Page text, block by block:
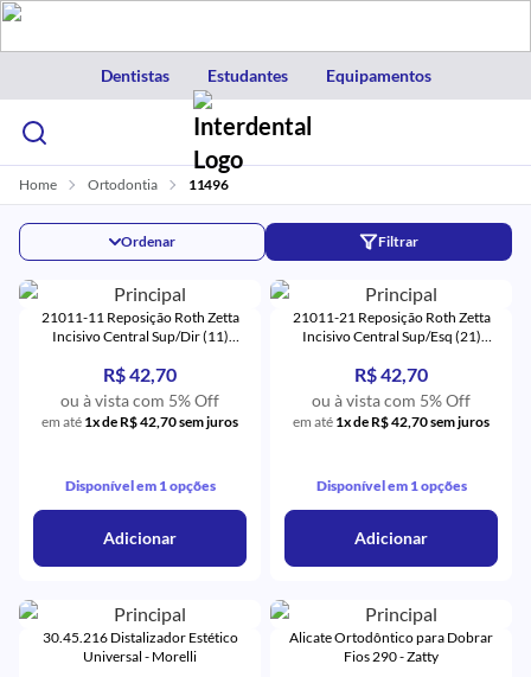
Dentistas Estudantes Equipamentos
Home Ortodontia 11496
Filtrar
Ordenar
21011-11 Reposição Roth Zetta
Incisivo Central Sup/Dir (11)
R$ 42,70
ou à vista com 5% Off
em até 1x de R$ 42,70 sem juros
Disponível em 1 opções
Adicionar
21011-21 Reposição Roth Zetta
Incisivo Central Sup/Esq (21)
R$ 42,70
ou à vista com 5% Off
em até 1x de R$ 42,70 sem juros
Disponível em 1 opções
Adicionar
30.45.216 Distalizador Estético
Universal - Morelli
Alicate Ortodôntico para Dobrar
Fios 290 - Zatty